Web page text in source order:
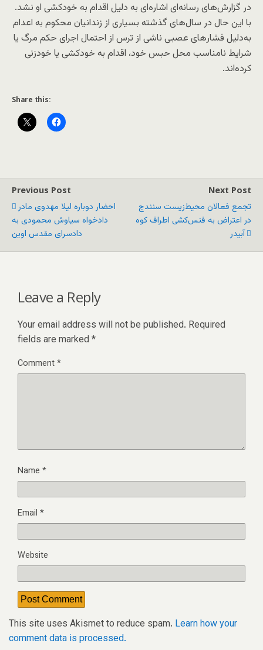
در گزارش‌های رسانه‌ای اشاره‌ای به دلیل اقدام به خودکشی او نشد.
با این حال در سال‌های گذشته بسیاری از زندانیان محکوم به اعدام
به‌دلیل فشارهای عصبی ناشی از ترس از احتمال اجرای حکم مرگ یا
شرایط نامناسب محل حبس خود، اقدام به خودکشی یا خودزنی
کرده‌اند.
Share this:
Previous Post
احضار دوباره لیلا مهدوی مادر
دادخواه سیاوش محمودی به
دادسرای مقدس اوین
Next Post
تجمع فعالان محیط‌زیست سنندج
در اعتراض به فنس‌کشی اطراف کوه
آبیدر
Leave a Reply
Your email address will not be published. Required
fields are marked *
Comment*
Name *
Email *
Website
This site uses Akismet to reduce spam. Learn how your
comment data is processed.